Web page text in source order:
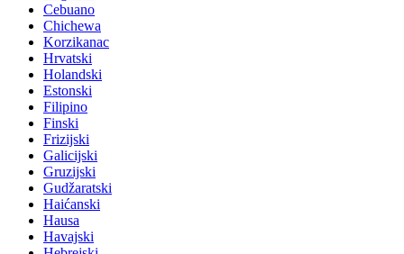
Cebuano
Chichewa
Korzikanac
Hrvatski
Holandski
Estonski
Filipino
Finski
Frizijski
Galicijski
Gruzijski
Gudžaratski
Haićanski
Hausa
Havajski